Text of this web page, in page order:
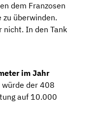
dem Franzosen
überwinden.
In den Tank
im Jahr
der 408
auf 10.000